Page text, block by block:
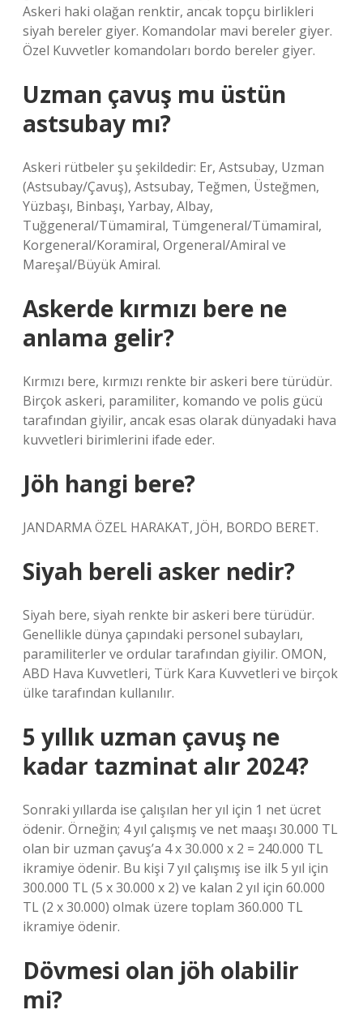
Askeri haki olağan renktir, ancak topçu birlikleri
siyah bereler giyer. Komandolar mavi bereler giyer.
Özel Kuvvetler komandoları bordo bereler giyer.
Uzman çavuş mu üstün
astsubay mı?
Askeri rütbeler şu şekildedir: Er, Astsubay, Uzman
(Astsubay/Çavuş), Astsubay, Teğmen, Üsteğmen,
Yüzbaşı, Binbaşı, Yarbay, Albay,
Tuğgeneral/Tümamiral, Tümgeneral/Tümamiral,
Korgeneral/Koramiral, Orgeneral/Amiral ve
Mareşal/Büyük Amiral.
Askerde kırmızı bere ne
anlama gelir?
Kırmızı bere, kırmızı renkte bir askeri bere türüdür.
Birçok askeri, paramiliter, komando ve polis gücü
tarafından giyilir, ancak esas olarak dünyadaki hava
kuvvetleri birimlerini ifade eder.
Jöh hangi bere?
JANDARMA ÖZEL HARAKAT, JÖH, BORDO BERET.
Siyah bereli asker nedir?
Siyah bere, siyah renkte bir askeri bere türüdür.
Genellikle dünya çapındaki personel subayları,
paramiliterler ve ordular tarafından giyilir. OMON,
ABD Hava Kuvvetleri, Türk Kara Kuvvetleri ve birçok
ülke tarafından kullanılır.
5 yıllık uzman çavuş ne
kadar tazminat alır 2024?
Sonraki yıllarda ise çalışılan her yıl için 1 net ücret
ödenir. Örneğin; 4 yıl çalışmış ve net maaşı 30.000 TL
olan bir uzman çavuş’a 4 x 30.000 x 2 = 240.000 TL
ikramiye ödenir. Bu kişi 7 yıl çalışmış ise ilk 5 yıl için
300.000 TL (5 x 30.000 x 2) ve kalan 2 yıl için 60.000
TL (2 x 30.000) olmak üzere toplam 360.000 TL
ikramiye ödenir.
Dövmesi olan jöh olabilir
mi?